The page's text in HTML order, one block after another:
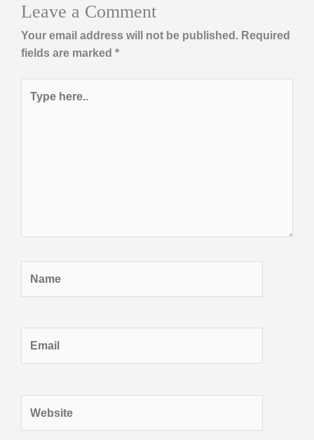
Leave a Comment
Your email address will not be published. Required
fields are marked *
here..